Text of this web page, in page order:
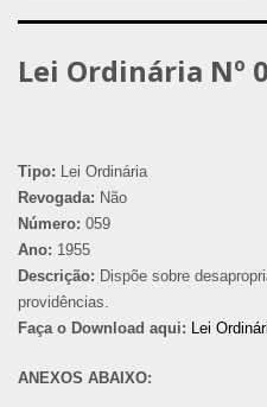
Lei Ordinária Nº
Tipo: Lei Ordinária
Revogada: Não
Número: 059
Ano: 1955
Descrição: Dispõe sobre
providências.
Faça o Download aqui: Lei
ANEXOS ABAIXO: